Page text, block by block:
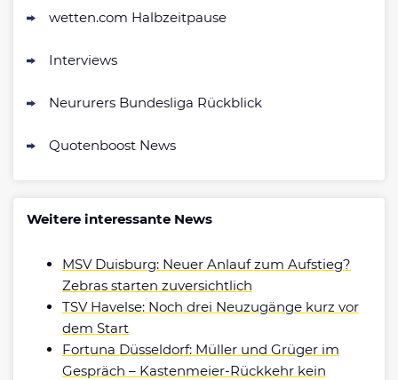
wetten.com Halbzeitpause
Interviews
Neururers Bundesliga Rückblick
Quotenboost News
Weitere interessante News
MSV Duisburg: Neuer Anlauf zum Aufstieg?
Zebras starten zuversichtlich
TSV Havelse: Noch drei Neuzugänge kurz vor
dem Start
Fortuna Düsseldorf: Müller und Grüger im
Gespräch – Kastenmeier-Rückkehr kein